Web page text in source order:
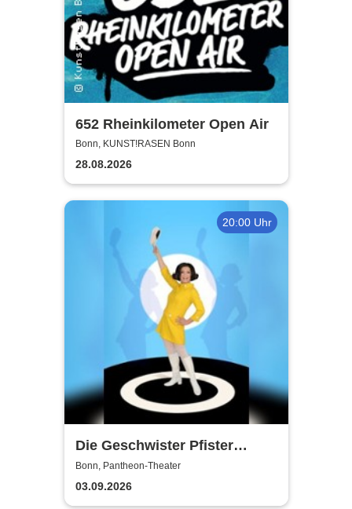
652 Rheinkilometer Open Air
Bonn, KUNST!RASEN Bonn
28.08.2026
20:00 Uhr
Die Geschwister Pfister
präsentieren: Peggy March,
Frau Huggenberger und ich -
Bonn, Pantheon-Theater
03.09.2026